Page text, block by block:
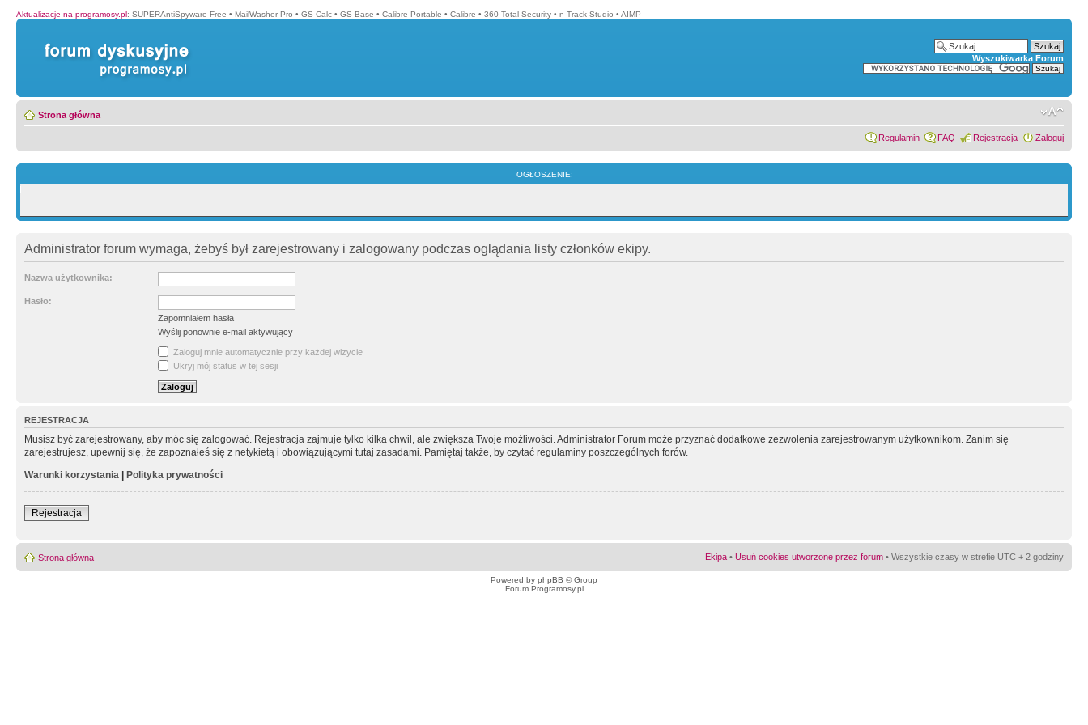
Aktualizacje na programosy.pl: SUPERAntiSpyware Free • MailWasher Pro • GS-Calc • GS-Base • Calibre Portable • Calibre • 360 Total Security • n-Track Studio • AIMP
Wyszukiwarka Forum
Strona główna
Regulamin FAQ Rejestracja Zaloguj
OGŁOSZENIE:
Administrator forum wymaga, żebyś był zarejestrowany i zalogowany podczas oglądania listy członków ekipy.
Nazwa użytkownika:
Hasło:
Zapomniałem hasła
Wyślij ponownie e-mail aktywujący
Zaloguj mnie automatycznie przy każdej wizycie
Ukryj mój status w tej sesji
REJESTRACJA
Musisz być zarejestrowany, aby móc się zalogować. Rejestracja zajmuje tylko kilka chwil, ale zwiększa Twoje możliwości. Administrator Forum może przyznać dodatkowe zezwolenia zarejestrowanym użytkownikom. Zanim się
zarejestrujesz, upewnij się, że zapoznałeś się z netykietą i obowiązującymi tutaj zasadami. Pamiętaj także, by czytać regulaminy poszczególnych forów.
Warunki korzystania | Polityka prywatności
Rejestracja
Strona główna Ekipa • Usuń cookies utworzone przez forum • Wszystkie czasy w strefie UTC + 2 godziny
Powered by phpBB © Group
Forum Programosy.pl